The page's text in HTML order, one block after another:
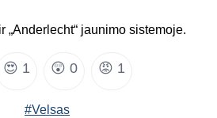
„Anderlecht“ jaunimo sistemoje.
😍 1 😲 0 😡 1
#Velsas